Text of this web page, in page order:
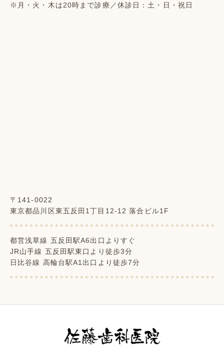
※月・火・木は20時まで診療／休診日：土・日・祝日
〒141-0022
東京都品川区東五反田1丁目12-12 落合ビル1F
都営浅草線 五反田駅A6出口よりすぐ
JR山手線 五反田駅東口より徒歩3分
日比谷線 高輪台駅A1出口より徒歩7分